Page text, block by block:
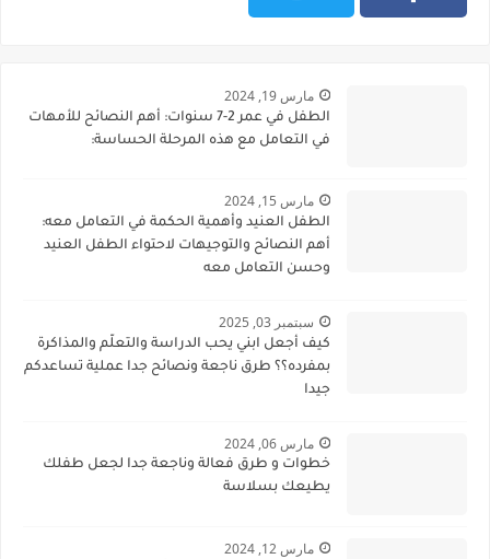
مارس 19, 2024
الطفل في عمر 2-7 سنوات: أهم النصائح للأمهات
في التعامل مع هذه المرحلة الحساسة:
مارس 15, 2024
الطفل العنيد وأهمية الحكمة في التعامل معه:
أهم النصائح والتوجيهات لاحتواء الطفل العنيد
وحسن التعامل معه
سبتمبر 03, 2025
كيف أجعل ابني يحب الدراسة والتعلّم والمذاكرة
بمفرده؟؟ طرق ناجعة ونصائح جدا عملية تساعدكم
جيدا
مارس 06, 2024
خطوات و طرق فعالة وناجعة جدا لجعل طفلك
يطيعك بسلاسة
مارس 12, 2024